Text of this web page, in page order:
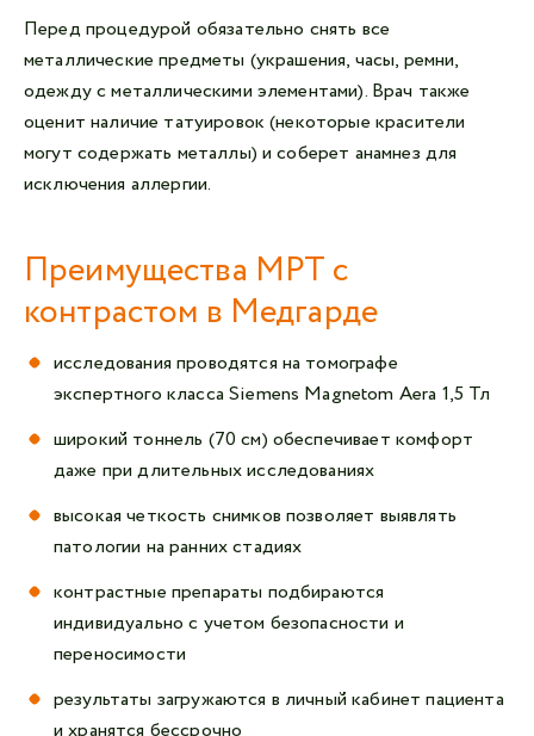
Перед процедурой обязательно снять все
металлические предметы (украшения, часы, ремни,
одежду с металлическими элементами). Врач также
оценит наличие татуировок (некоторые красители
могут содержать металлы) и соберет анамнез для
исключения аллергии.
Преимущества МРТ с
контрастом в Медгарде
исследования проводятся на томографе
экспертного класса Siemens Magnetom Aera 1,5 Тл
широкий тоннель (70 см) обеспечивает комфорт
даже при длительных исследованиях
высокая четкость снимков позволяет выявлять
патологии на ранних стадиях
контрастные препараты подбираются
индивидуально с учетом безопасности и
переносимости
результаты загружаются в личный кабинет пациента